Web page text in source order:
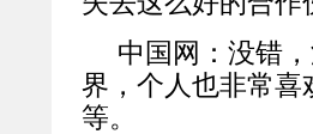
中国网：没错
界，个人也非常喜
等。